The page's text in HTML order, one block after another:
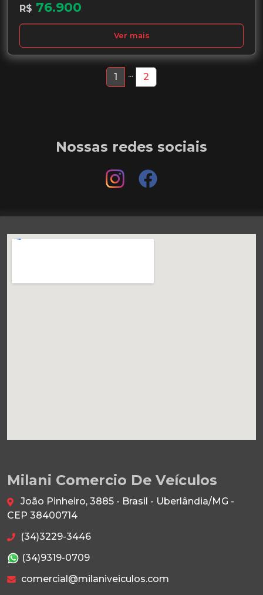
R$ 76.900
Ver mais
1 ... 2
Nossas redes sociais
Milani Comercio De Veículos
João Pinheiro, 3885 - Brasil - Uberlândia/MG -
CEP 38400714
(34)3229-3446
(34)9319-0709
comercial@milaniveiculos.com